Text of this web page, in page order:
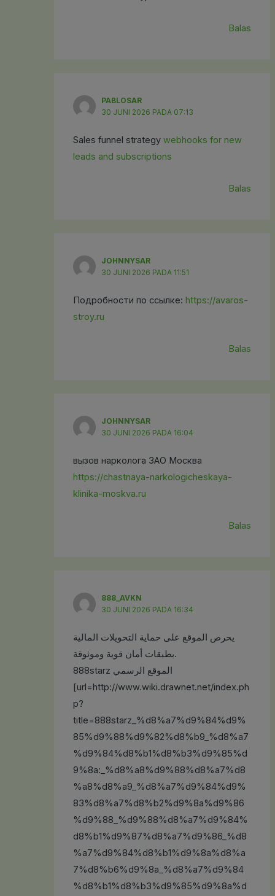
Balas
PABLOSAR
30 JUNI 2026 PADA 07:13
Sales funnel strategywebhooks for new
leads and subscriptions
Balas
JOHNNYSAR
30 JUNI 2026 PADA 11:51
Подробности по ссылке:https://avaros-
stroy.ru
Balas
JOHNNYSAR
30 JUNI 2026 PADA 16:04
вызов нарколога ЗАО Москва
https://chastnaya-narkologicheskaya-
klinika-moskva.ru
Balas
888_AVKN
30 JUNI 2026 PADA 16:34
يحرص الموقع على حماية التحويلات المالية
بطبقات أمان قوية وموثوقة.
888starz الموقع الرسمي
[url=http://www.wiki.drawnet.net/index.ph
p?
title=888starz_%d8%a7%d9%84%d9%
85%d9%88%d9%82%d8%b9_%d8%a7
%d9%84%d8%b1%d8%b3%d9%85%d
9%8a:_%d8%a8%d9%88%d8%a7%d8
%a8%d8%a9_%d8%a7%d9%84%d9%
83%d8%a7%d8%b2%d9%8a%d9%86
%d9%88_%d9%88%d8%a7%d9%84%
d8%b1%d9%87%d8%a7%d9%86_%d8
%a7%d9%84%d8%b1%d9%8a%d8%a
7%d8%b6%d9%8a_%d8%a7%d9%84
%d8%b1%d8%b3%d9%85%d9%8a%d